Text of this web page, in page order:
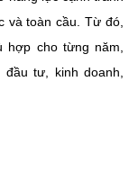
và toàn cầu. Từ đó,
cho từng năm,
tư, kinh doanh,